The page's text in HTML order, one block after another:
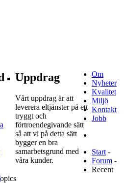
Uppdrag
Vårt uppdrag är att
leverera eltjänster på ett
tryggt och
förtroendegivande sätt
så att vi på detta sätt
bygger en bra
samarbetsgrund med
våra kunder.
Om
Nyheter
Kvalitet
Miljö
Kontakt
Jobb
Start -
Forum -
Recent